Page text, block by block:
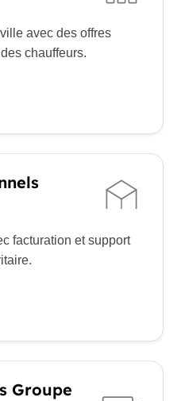
avec des offres
chauffeurs.
facturation et support
Groupe